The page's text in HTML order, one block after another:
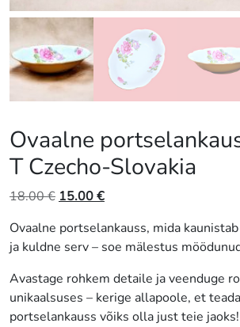
Ovaalne
T Czecho-Slovakia
18.00€ Algne
oli:
18.00 €.
15.00€Praegune
on:
15.00 €.
Ovaalne portselankauss, mida
ja kuldne serv – soe mälestus
Avastage rohkem detaile ja veenduge
unikaalsuses – kerige allapoole, et
portselankauss võiks olla just teie jaoks!